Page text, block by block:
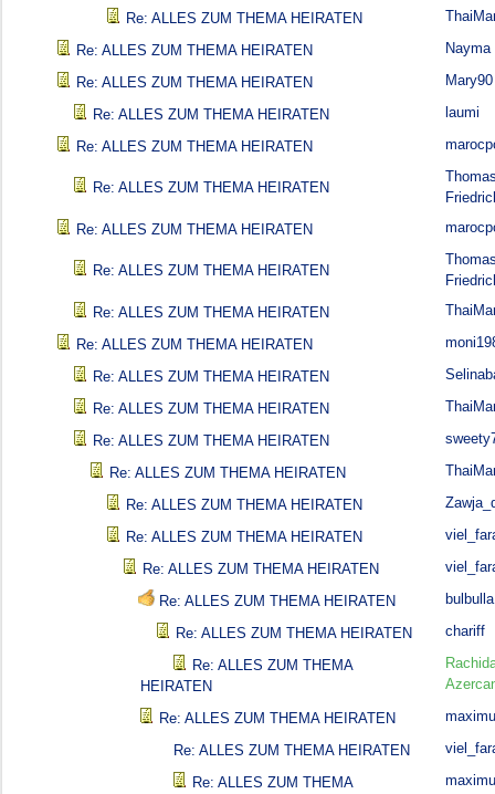
Re: ALLES ZUM THEMA HEIRATEN
Re: ALLES ZUM THEMA HEIRATEN Nayma
Re: ALLES ZUM THEMA HEIRATEN Mary90
Re: ALLES ZUM THEMA HEIRATEN laumi
Re: ALLES ZUM THEMA HEIRATEN
Re: ALLES ZUM THEMA HEIRATEN
Re: ALLES ZUM THEMA HEIRATEN
Re: ALLES ZUM THEMA HEIRATEN
Re: ALLES ZUM THEMA HEIRATEN
Re: ALLES ZUM THEMA HEIRATEN
Re: ALLES ZUM THEMA HEIRATEN
Re: ALLES ZUM THEMA HEIRATEN
Re: ALLES ZUM THEMA HEIRATEN
Re: ALLES ZUM THEMA HEIRATEN
Re: ALLES ZUM THEMA HEIRATEN
Re: ALLES ZUM THEMA HEIRATEN
Re: ALLES ZUM THEMA HEIRATEN
Re: ALLES ZUM THEMA HEIRATEN bulbulla
Re: ALLES ZUM THEMA HEIRATEN chariff
Re: ALLES ZUM THEMA
HEIRATEN
Re: ALLES ZUM THEMA HEIRATEN
Re: ALLES ZUM THEMA HEIRATEN
Re: ALLES ZUM THEMA